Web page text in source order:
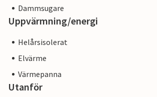
Dammsugare
Uppvärmning/energi
Helårsisolerat
Elvärme
Värmepanna
Utanför